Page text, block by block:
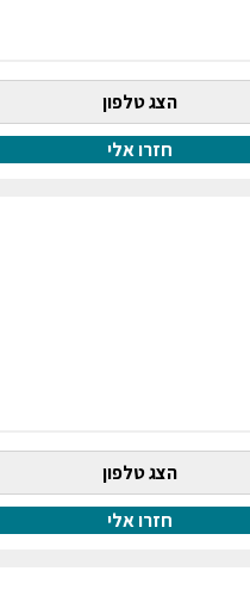
הצג טלפון
חזרו אלי
הצג טלפון
חזרו אלי